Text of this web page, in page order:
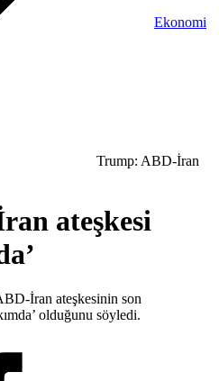
Ekonomi
Trump: ABD-İran
ateşkesi
İran ateşkesinin son
olduğunu söyledi.